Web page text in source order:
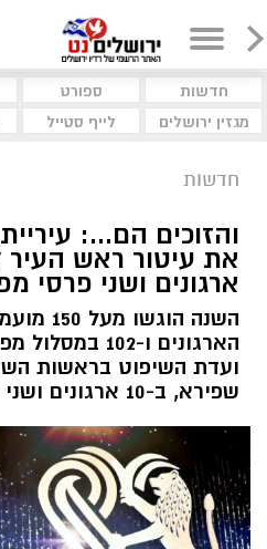
חדשות ספורט
מגזין ירושלים
לייף סטייל
חדשות
והזוכים הם...:
ארגונים ושני פרסי
הארגונים ו-
ועדת השיפוט בראשות
שפירא, ב-10 ארגונים ושני פרסי מפעל חיים